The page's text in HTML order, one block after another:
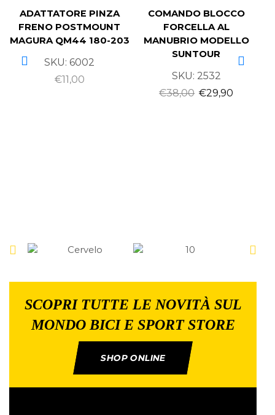
ADATTATORE PINZA
FRENO POSTMOUNT
MAGURA QM44 180-203
SKU:6002
€11,00
COMANDO BLOCCO
FORCELLA AL
MANUBRIO MODELLO
SUNTOUR
SKU: 2532
€38,00 €29,90
SCOPRI TUTTE LE NOVITÀ SUL
MONDO BICI E SPORT STORE
SHOP ONLINE